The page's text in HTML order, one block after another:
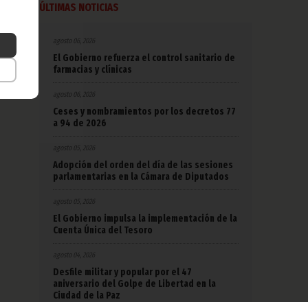
ÚLTIMAS NOTICIAS
agosto 06, 2026
El Gobierno refuerza el control sanitario de
farmacias y clínicas
agosto 06, 2026
Ceses y nombramientos por los decretos 77
a 94 de 2026
agosto 05, 2026
Adopción del orden del día de las sesiones
parlamentarias en la Cámara de Diputados
agosto 05, 2026
El Gobierno impulsa la implementación de la
Cuenta Única del Tesoro
agosto 04, 2026
Desfile militar y popular por el 47
aniversario del Golpe de Libertad en la
Ciudad de la Paz